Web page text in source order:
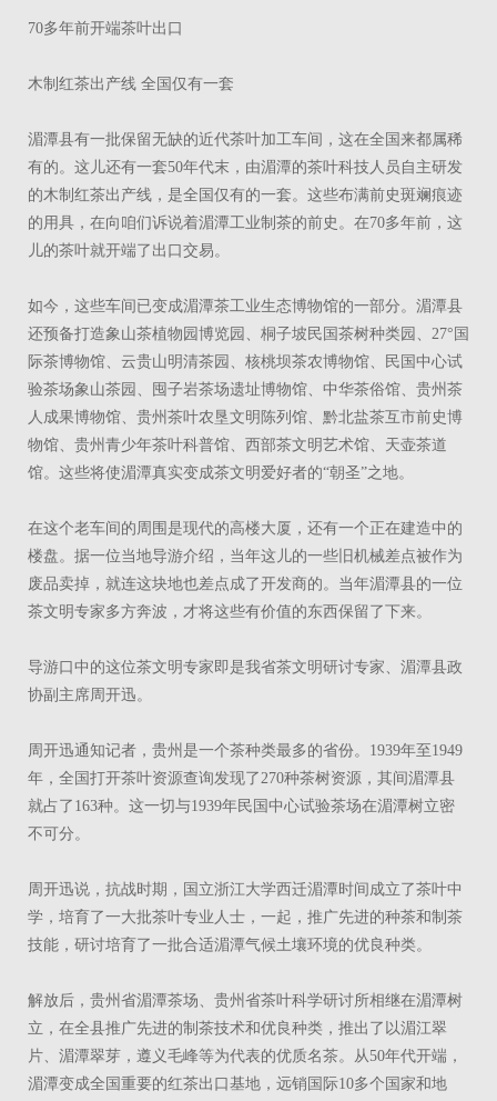
70多年前开端茶叶出口
木制红茶出产线 全国仅有一套
湄潭县有一批保留无缺的近代茶叶加工车间，这在全国来都属稀
有的。这儿还有一套50年代末，由湄潭的茶叶科技人员自主研发
的木制红茶出产线，是全国仅有的一套。这些布满前史斑斓痕迹
的用具，在向咱们诉说着湄潭工业制茶的前史。在70多年前，这
儿的茶叶就开端了出口交易。
如今，这些车间已变成湄潭茶工业生态博物馆的一部分。湄潭县
还预备打造象山茶植物园博览园、桐子坡民国茶树种类园、27°国
际茶博物馆、云贵山明清茶园、核桃坝茶农博物馆、民国中心试
验茶场象山茶园、囤子岩茶场遗址博物馆、中华茶俗馆、贵州茶
人成果博物馆、贵州茶叶农垦文明陈列馆、黔北盐茶互市前史博
物馆、贵州青少年茶叶科普馆、西部茶文明艺术馆、天壶茶道
馆。这些将使湄潭真实变成茶文明爱好者的“朝圣”之地。
在这个老车间的周围是现代的高楼大厦，还有一个正在建造中的
楼盘。据一位当地导游介绍，当年这儿的一些旧机械差点被作为
废品卖掉，就连这块地也差点成了开发商的。当年湄潭县的一位
茶文明专家多方奔波，才将这些有价值的东西保留了下来。
导游口中的这位茶文明专家即是我省茶文明研讨专家、湄潭县政
协副主席周开迅。
周开迅通知记者，贵州是一个茶种类最多的省份。1939年至1949
年，全国打开茶叶资源查询发现了270种茶树资源，其间湄潭县
就占了163种。这一切与1939年民国中心试验茶场在湄潭树立密
不可分。
周开迅说，抗战时期，国立浙江大学西迁湄潭时间成立了茶叶中
学，培育了一大批茶叶专业人士，一起，推广先进的种茶和制茶
技能，研讨培育了一批合适湄潭气候土壤环境的优良种类。
解放后，贵州省湄潭茶场、贵州省茶叶科学研讨所相继在湄潭树
立，在全县推广先进的制茶技术和优良种类，推出了以湄江翠
片、湄潭翠芽，遵义毛峰等为代表的优质名茶。从50年代开端，
湄潭变成全国重要的红茶出口基地，远销国际10多个国家和地